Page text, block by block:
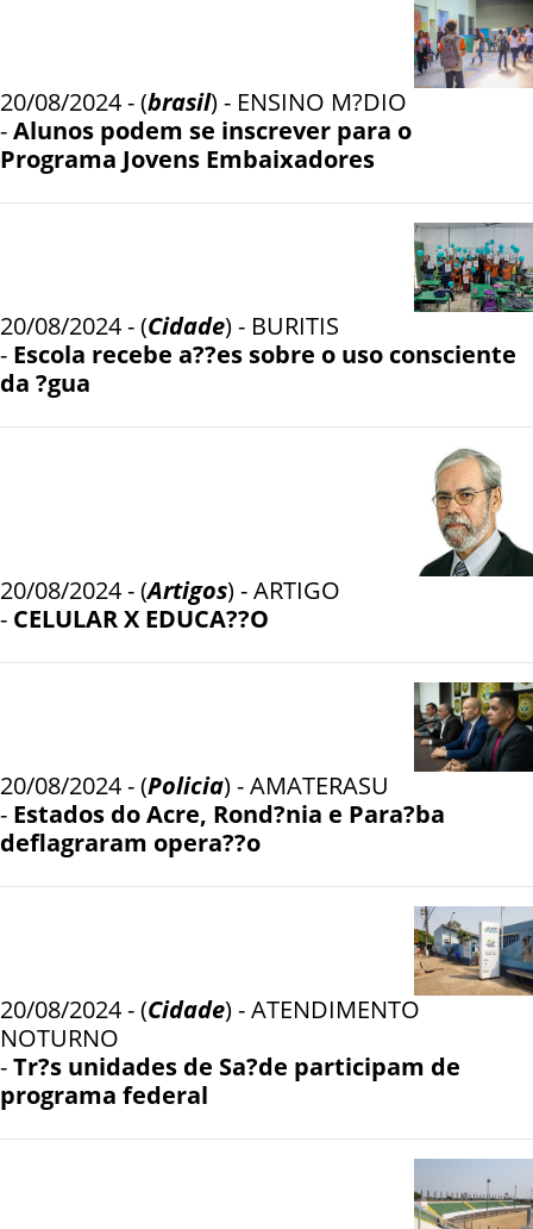
20/08/2024 - (brasil) - ENSINO M?DIO
-Alunos podem se inscrever para o
Programa Jovens Embaixadores
20/08/2024 - (Cidade) - BURITIS
- Escola recebe a??es sobre o uso consciente
da ?gua
20/08/2024 - (Artigos) - ARTIGO
- CELULAR X EDUCA??O
20/08/2024 - (Policia) - AMATERASU
- Estados do Acre, Rond?nia e Para?ba
deflagraram opera??o
20/08/2024 - (Cidade) - ATENDIMENTO
NOTURNO
-Tr?s unidades de Sa?de participam de
programa federal